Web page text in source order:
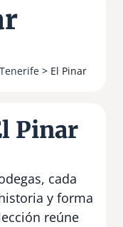
> El Pinar
Pinar
cada
y forma
reúne